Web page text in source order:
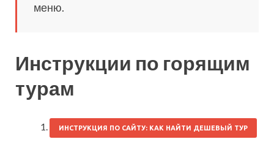
меню.
Инструкции по горящим
турам
ИНСТРУКЦИЯ ПО САЙТУ: КАК НАЙТИ ДЕШЕВЫЙ ТУР